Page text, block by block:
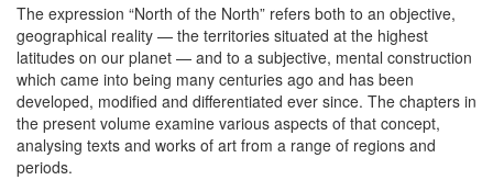
The expression “North of the North” refers both to an objective,
geographical reality — the territories situated at the highest
latitudes on our planet — and to a subjective, mental construction
which came into being many centuries ago and has been
developed, modified and differentiated ever since. The chapters in
the present volume examine various aspects of that concept,
analysing texts and works of art from a range of regions and
periods.